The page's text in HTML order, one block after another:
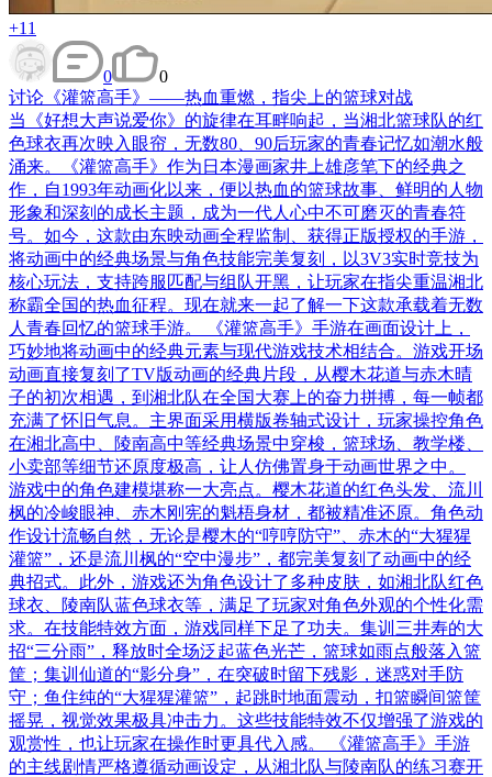
+11
0
0
讨论 《灌篮高手》——热血重燃，指尖上的篮球对战
当《好想大声说爱你》的旋律在耳畔响起，当湘北篮球队的红
色球衣再次映入眼帘，无数80、90后玩家的青春记忆如潮水般
涌来。《灌篮高手》作为日本漫画家井上雄彦笔下的经典之
作，自1993年动画化以来，便以热血的篮球故事、鲜明的人物
形象和深刻的成长主题，成为一代人心中不可磨灭的青春符
号。如今，这款由东映动画全程监制、获得正版授权的手游，
将动画中的经典场景与角色技能完美复刻，以3V3实时竞技为
核心玩法，支持跨服匹配与组队开黑，让玩家在指尖重温湘北
称霸全国的热血征程。现在就来一起了解一下这款承载着无数
人青春回忆的篮球手游。 《灌篮高手》手游在画面设计上，
巧妙地将动画中的经典元素与现代游戏技术相结合。游戏开场
动画直接复刻了TV版动画的经典片段，从樱木花道与赤木晴
子的初次相遇，到湘北队在全国大赛上的奋力拼搏，每一帧都
充满了怀旧气息。主界面采用横版卷轴式设计，玩家操控角色
在湘北高中、陵南高中等经典场景中穿梭，篮球场、教学楼、
小卖部等细节还原度极高，让人仿佛置身于动画世界之中。
游戏中的角色建模堪称一大亮点。樱木花道的红色头发、流川
枫的冷峻眼神、赤木刚宪的魁梧身材，都被精准还原。角色动
作设计流畅自然，无论是樱木的“哼哼防守”、赤木的“大猩猩
灌篮”，还是流川枫的“空中漫步”，都完美复刻了动画中的经
典招式。此外，游戏还为角色设计了多种皮肤，如湘北队红色
球衣、陵南队蓝色球衣等，满足了玩家对角色外观的个性化需
求。在技能特效方面，游戏同样下足了功夫。集训三井寿的大
招“三分雨”，释放时全场泛起蓝色光芒，篮球如雨点般落入篮
筐；集训仙道的“影分身”，在突破时留下残影，迷惑对手防
守；鱼住纯的“大猩猩灌篮”，起跳时地面震动，扣篮瞬间篮筐
摇晃，视觉效果极具冲击力。这些技能特效不仅增强了游戏的
观赏性，也让玩家在操作时更具代入感。 《灌篮高手》手游
的主线剧情严格遵循动画设定，从湘北队与陵南队的练习赛开